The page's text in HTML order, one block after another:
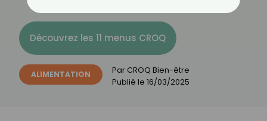
Découvrez les 11 menus CROQ
ALIMENTATION Par CROQ Bien-être
Publié le 16/03/2025